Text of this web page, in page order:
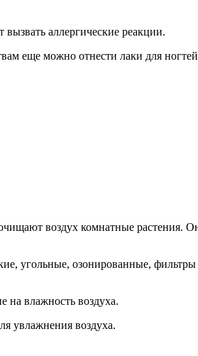
аллергические реакции.
еще можно отнести лаки для
воздух комнатные растения.
угольные, озонированные, фильтры
на влажность воздуха.
увлажнения воздуха.